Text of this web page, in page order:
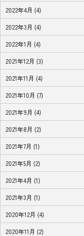
2022年4月 (4)
2022年3月 (4)
2022年1月 (4)
2021年12月 (3)
2021年11月 (4)
2021年10月 (7)
2021年9月 (4)
2021年8月 (2)
2021年7月 (1)
2021年5月 (2)
2021年4月 (1)
2021年3月 (1)
2020年12月 (4)
2020年11月 (2)